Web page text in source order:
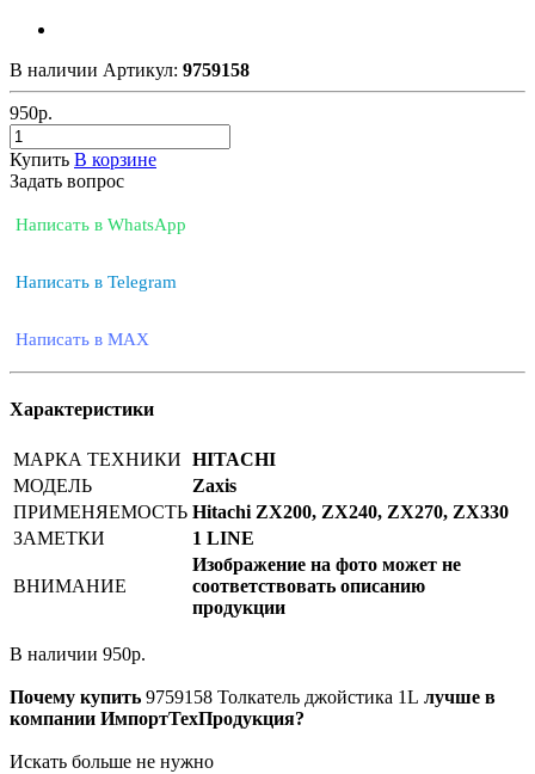
В наличии Артикул: 9759158
950р.
Купить В корзине
Задать вопрос
Написать в WhatsApp
Написать в Telegram
Написать в MAX
Характеристики
МАРКА ТЕХНИКИ HITACHI
МОДЕЛЬ
Zaxis
ПРИМЕНЯЕМОСТЬ Hitachi ZX200, ZX240, ZX270, ZX330
ЗАМЕТКИ
1 LINE
ВНИМАНИЕ
Изображение на фото может не
соответствовать описанию
продукции
В наличии 950р.
Почему купить 9759158 Толкатель джойстика 1L лучше в
компании ИмпортТехПродукция?
Искать больше не нужно